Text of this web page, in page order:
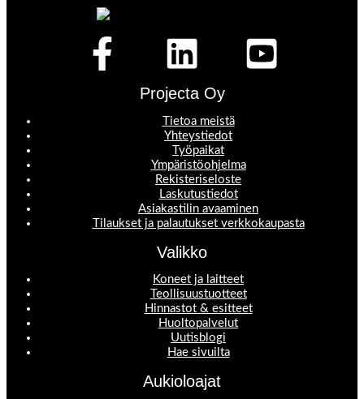
Projecta Oy
Tietoa meistä
Yhteystiedot
Työpaikat
Ympäristöohjelma
Rekisteriseloste
Laskutustiedot
Asiakastilin avaaminen
Tilaukset ja palautukset verkkokaupasta
Valikko
Koneet ja laitteet
Teollisuustuotteet
Hinnastot & esitteet
Huoltopalvelut
Uutisblogi
Hae sivuilta
Aukioloajat